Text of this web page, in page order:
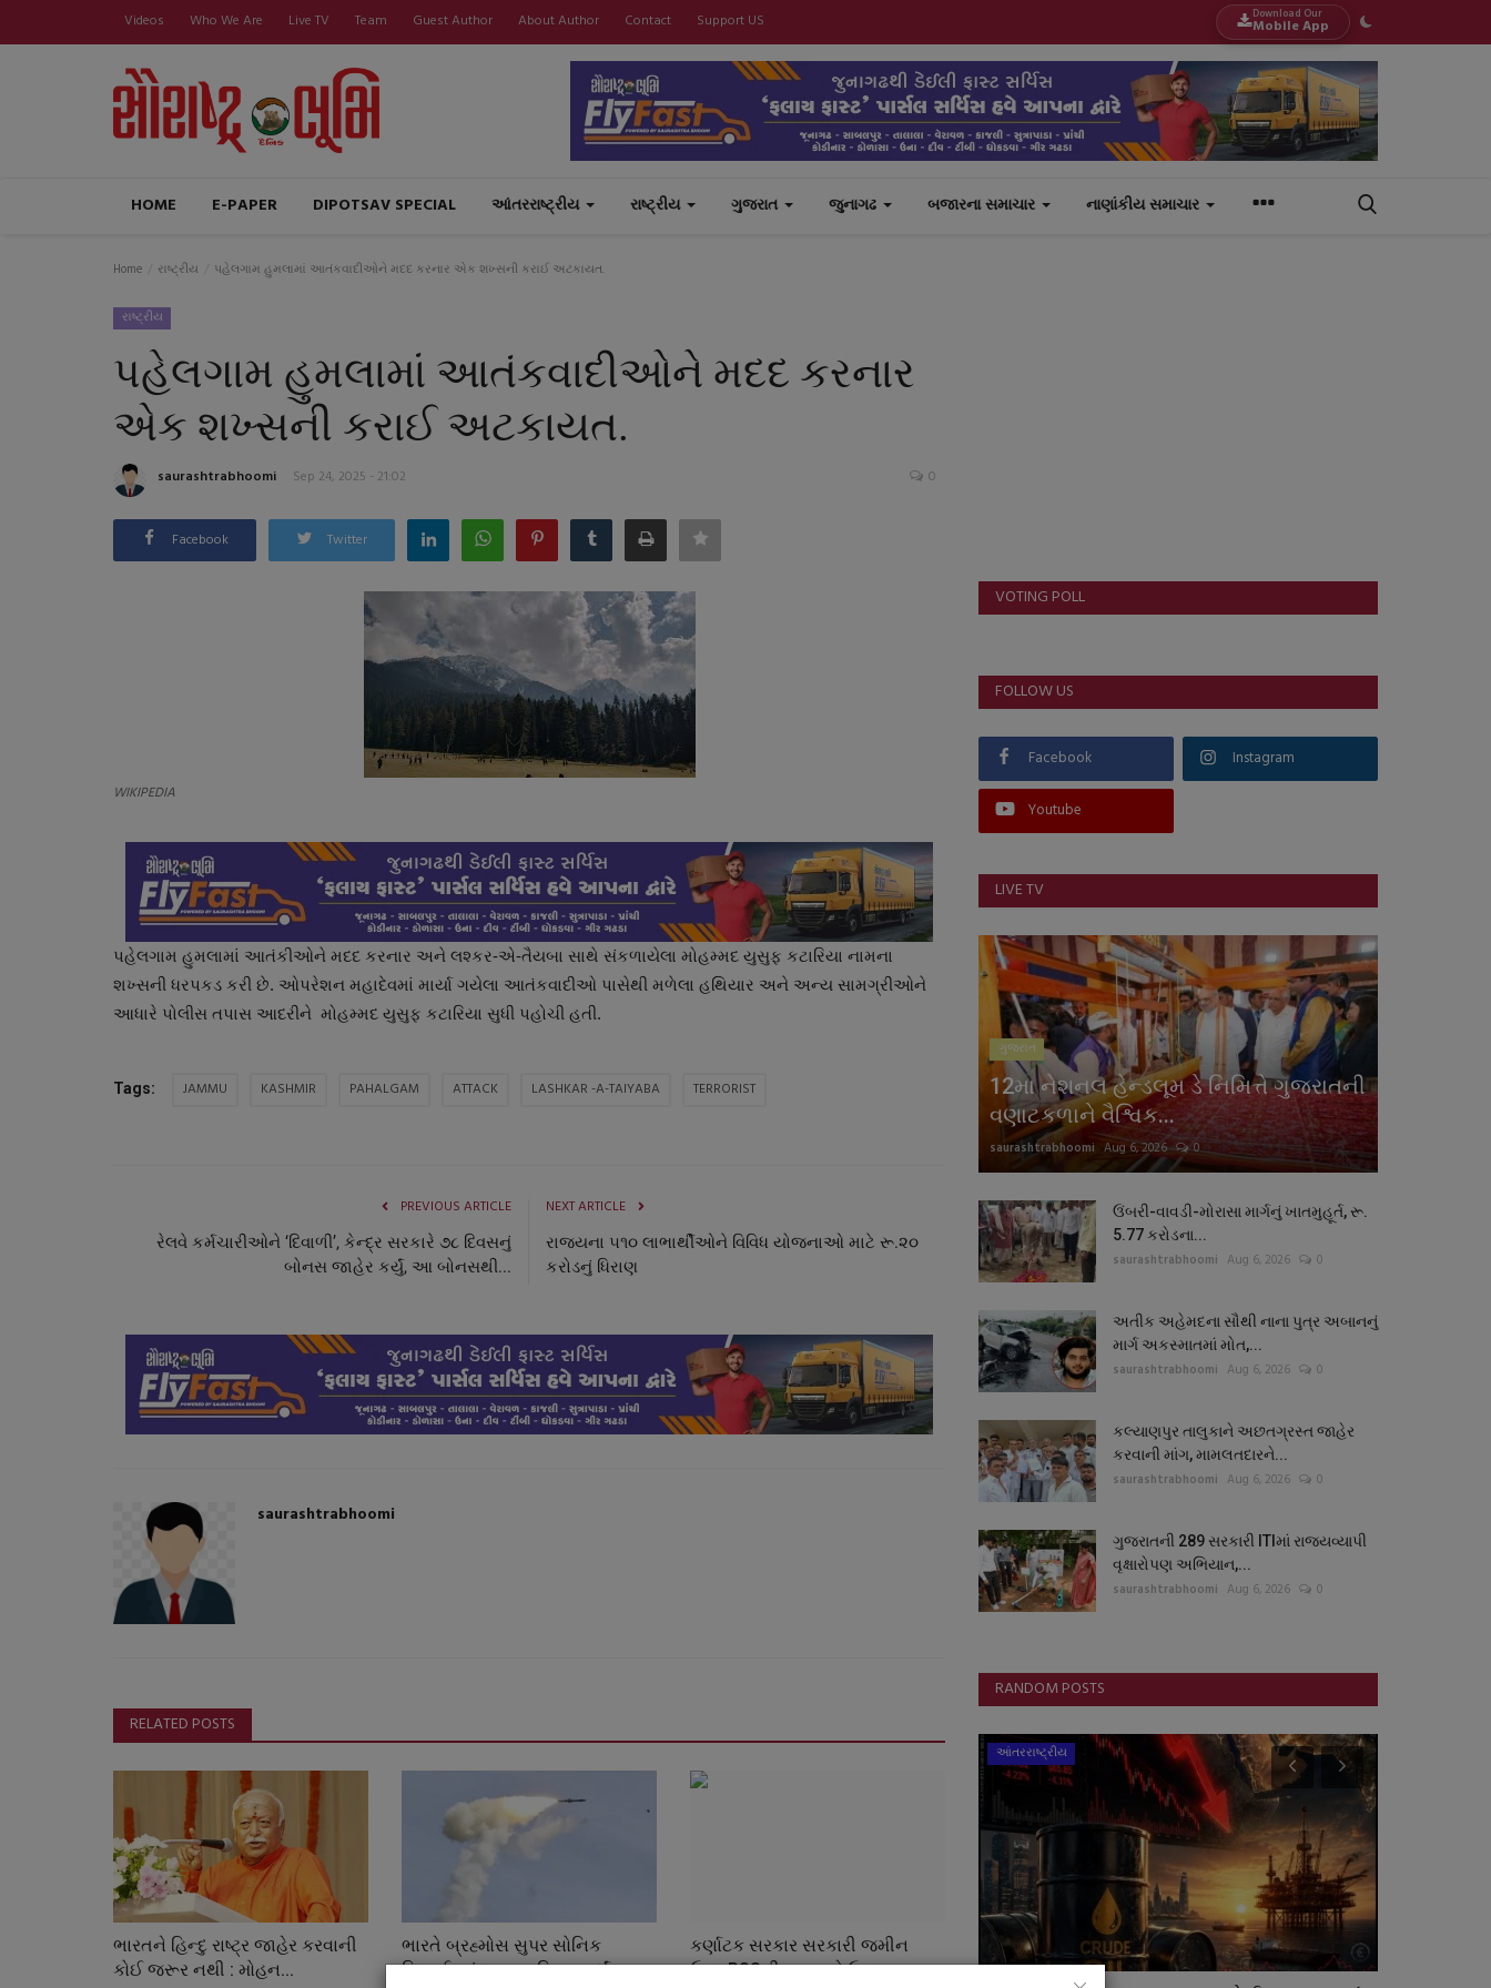
Videos Who We Are Live TV Team Guest Author About Author Contact Support US Download Our
Mobile App
HOME E-PAPER DIPOTSAV SPECIAL આંતરરાષ્ટ્રીય રાષ્ટ્રીય ગુજરાત જુનાગઢ બજારના સમાચાર નાણાંકીય સમાચાર
Home રાષ્ટ્રીય પહેલગામ હુમલામાં આતંકવાદીઓને મદદ કરનાર એક શખ્સની કરાઈ અટકાયત.
રાષ્ટ્રીય
પહેલગામ હુમલામાં આતંકવાદીઓને મદદ કરનાર
એક શખ્સની કરાઈ અટકાયત.
saurashtrabhoomi Sep 24, 2025 - 21:02 0
Facebook Twitter
WIKIPEDIA
પહેલગામ હુમલામાં આતંકીઓને મદદ કરનાર અને લશ્કર-એ-તૈયબા સાથે સંકળાયેલા મોહમ્મદ યુસુફ કટારિયા નામના
શખ્સની ધરપકડ કરી છે. ઓપરેશન મહાદેવમાં માર્યા ગયેલા આતંકવાદીઓ પાસેથી મળેલા હથિયાર અને અન્ય સામગ્રીઓને
આધારે પોલીસ તપાસ આદરીને મોહમ્મદ યુસુફ કટારિયા સુધી પહોચી હતી.
Tags: JAMMU KASHMIR PAHALGAM ATTACK LASHKAR -A-TAIYABA TERRORIST
PREVIOUS ARTICLE
રેલવે કર્મચારીઓને ‘દિવાળી’, કેન્દ્ર સરકારે ૭૮ દિવસનું
બોનસ જાહેર કર્યું, આ બોનસથી...
NEXT ARTICLE
રાજ્યના ૫૧૦ લાભાર્થીઓને વિવિધ યોજનાઓ માટે રૂ.૨૦
કરોડનું ધિરાણ
saurashtrabhoomi
RELATED POSTS
ભારતને હિન્દુ રાષ્ટ્ર જાહેર કરવાની
કોઈ જરૂર નથી : મોહન...
ભારતે બ્રહ્મોસ સુપર સોનિક
મિસાઈલનું સફળ પરિક્ષણ કર્યું
કર્ણાટક સરકાર સરકારી જમીન
ઉપર RSSની શાખાઓ ઉપર
VOTING POLL
FOLLOW US
Facebook Instagram
Youtube
LIVE TV
ગુજરાત
12મા નેશનલ હેન્ડલૂમ ડે નિમિત્તે ગુજરાતની
વણાટકળાને વૈશ્વિક...
saurashtrabhoomi Aug 6, 2026 0
ઉંબરી-વાવડી-મોરાસા માર્ગનું ખાતમુહૂર્ત, રૂ.
5.77 કરોડના...
saurashtrabhoomi Aug 6, 2026 0
અતીક અહેમદના સૌથી નાના પુત્ર અબાનનું
માર્ગ અકસ્માતમાં મોત,...
saurashtrabhoomi Aug 6, 2026 0
કલ્યાણપુર તાલુકાને અછતગ્રસ્ત જાહેર
કરવાની માંગ, મામલતદારને...
saurashtrabhoomi Aug 6, 2026 0
ગુજરાતની 289 સરકારી ITIમાં રાજ્યવ્યાપી
વૃક્ષારોપણ અભિયાન,...
saurashtrabhoomi Aug 6, 2026 0
RANDOM POSTS
આંતરરાષ્ટ્રીય